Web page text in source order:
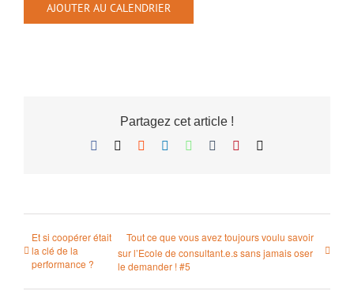
AJOUTER AU CALENDRIER
Partagez cet article !
Facebook Reddit LinkedInWhatsApp
TumblrPinterest
Et si coopérer était
la clé de la
performance ?
Tout ce que vous avez toujours voulu savoir
sur l’Ecole de consultant.e.s sans jamais oser
le demander ! #5